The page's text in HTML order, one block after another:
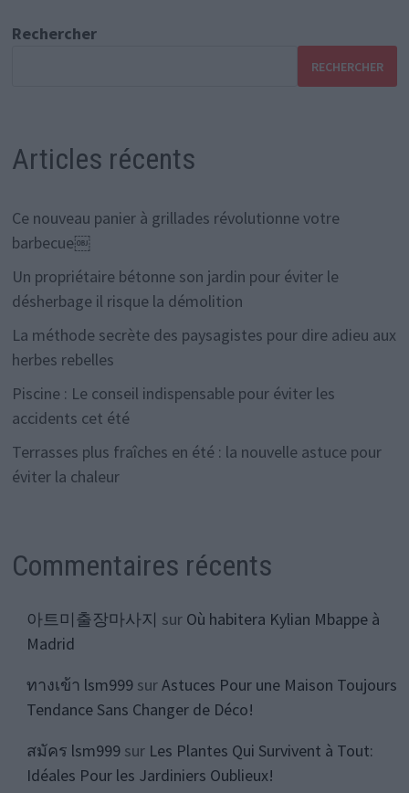
Rechercher
RECHERCHER
Articles récents
Ce nouveau panier à grillades révolutionne votre
barbecue￼
Un propriétaire bétonne son jardin pour éviter le
désherbage il risque la démolition
La méthode secrète des paysagistes pour dire adieu aux
herbes rebelles
Piscine : Le conseil indispensable pour éviter les
accidents cet été
Terrasses plus fraîches en été : la nouvelle astuce pour
éviter la chaleur
Commentaires récents
아트미출장마사지 sur Où habitera Kylian Mbappe à
Madrid
ทางเข้า lsm999surAstuces Pour une Maison Toujours
Tendance Sans Changer de Déco!
สมัคร lsm999sur Les Plantes Qui Survivent à Tout:
Idéales Pour les Jardiniers Oublieux!